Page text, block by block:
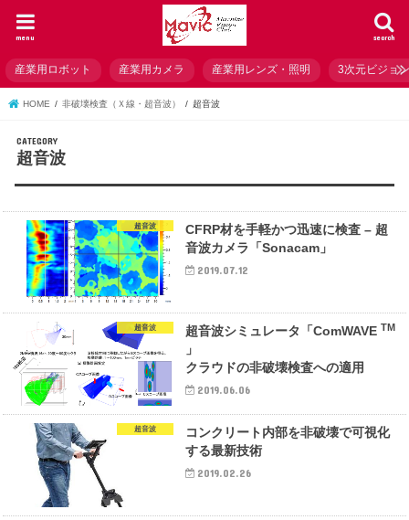
search
menu
産業用ロボット 産業用カメラ 産業用レンズ・照明 3次元ビジョ
HOME 非破壊検査（Ｘ線・超音波） 超音波
超音波
超音波
CFRP材を手軽かつ迅速に検査 – 超
音波カメラ「Sonacam」
2019.07.12
超音波 超音波シミュレータ「ComWAVE TM
」
クラウドの非破壊検査への適用
2019.06.06
超音波
コンクリート内部を非破壊で可視化
する最新技術
2019.02.26